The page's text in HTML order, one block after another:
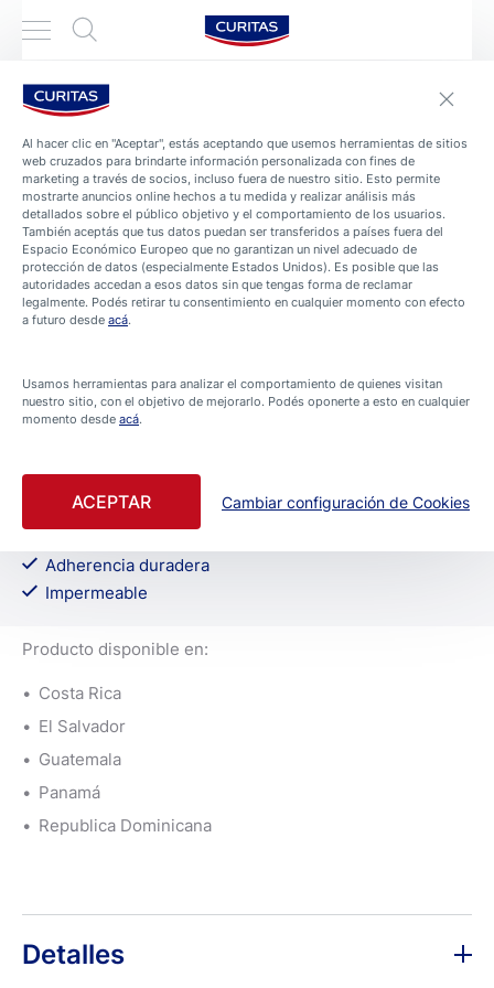
PRODUCTOS CINTAS DE CURACIÓN
bacterias
Adherencia duradera
Impermeable
Producto disponible en:
Costa Rica
El Salvador
Guatemala
Panamá
Republica Dominicana
Detalles
Al hacer clic en "Aceptar", estás aceptando que usemos herramientas de sitios
web cruzados para brindarte información personalizada con fines de
marketing a través de socios, incluso fuera de nuestro sitio. Esto permite
mostrarte anuncios online hechos a tu medida y realizar análisis más
detallados sobre el público objetivo y el comportamiento de los usuarios.
También aceptás que tus datos puedan ser transferidos a países fuera del
Espacio Económico Europeo que no garantizan un nivel adecuado de
protección de datos (especialmente Estados Unidos). Es posible que las
autoridades accedan a esos datos sin que tengas forma de reclamar
legalmente. Podés retirar tu consentimiento en cualquier momento con efecto
a futuro desde acá.
Usamos herramientas para analizar el comportamiento de quienes visitan
nuestro sitio, con el objetivo de mejorarlo. Podés oponerte a esto en cualquier
momento desde acá.
ACEPTAR Cambiar configuración de Cookies